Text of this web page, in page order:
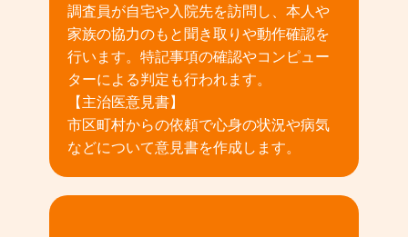
調査員が自宅や入院先を訪問し、本人や
家族の協力のもと聞き取りや動作確認を
行います。特記事項の確認やコンピュー
ターによる判定も行われます。
【主治医意見書】
市区町村からの依頼で心身の状況や病気
などについて意見書を作成します。